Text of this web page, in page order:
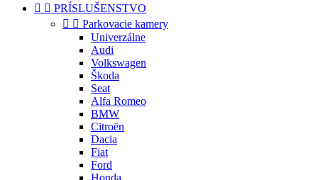
  PRÍSLUŠENSTVO
  Parkovacie kamery
Univerzálne
Audi
Volkswagen
Škoda
Seat
Alfa Romeo
BMW
Citroën
Dacia
Fiat
Ford
Honda